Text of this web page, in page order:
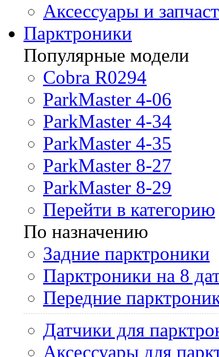
Аксессуары и
Парктроники
Популярные модели
Cobra R0294
ParkMaster 4-06
ParkMaster 4-34
ParkMaster 4-35
ParkMaster 8-27
ParkMaster 8-29
Перейти в категорию
По назначению
Задние парктроники
Парктроники на 8
Передние
Датчики для
Аксессуары для